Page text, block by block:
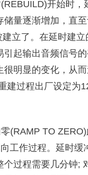
开始时，
储量逐渐增加，直
立了。在延时建
引起输出音频信号
明显的变化，从
建过程出厂设定为
(RAMP TO
工作过程。延时
个过程需要几分钟;